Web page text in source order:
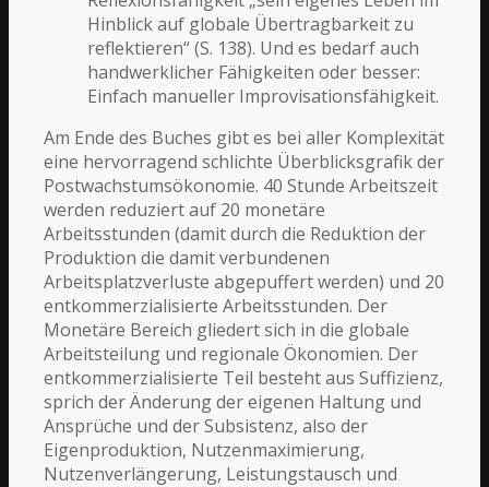
Hinblick auf globale Übertragbarkeit zu
reflektieren“ (S. 138). Und es bedarf auch
handwerklicher Fähigkeiten oder besser:
Einfach manueller Improvisationsfähigkeit.
Am Ende des Buches gibt es bei aller Komplexität
eine hervorragend schlichte Überblicksgrafik der
Postwachstumsökonomie. 40 Stunde Arbeitszeit
werden reduziert auf 20 monetäre
Arbeitsstunden (damit durch die Reduktion der
Produktion die damit verbundenen
Arbeitsplatzverluste abgepuffert werden) und 20
entkommerzialisierte Arbeitsstunden. Der
Monetäre Bereich gliedert sich in die globale
Arbeitsteilung und regionale Ökonomien. Der
entkommerzialisierte Teil besteht aus Suffizienz,
sprich der Änderung der eigenen Haltung und
Ansprüche und der Subsistenz, also der
Eigenproduktion, Nutzenmaximierung,
Nutzenverlängerung, Leistungstausch und